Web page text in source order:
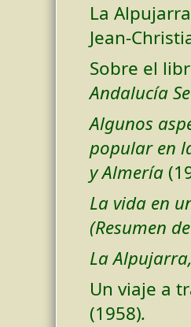
La
Jean-
Sobre el
Andalucía
Algunos
popular en
y Almería
La vida en
(Resumen
La
Un viaje a
(1958).